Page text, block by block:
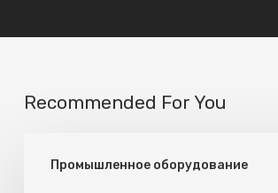
Recommended For You
Промышленное оборудование
применяются